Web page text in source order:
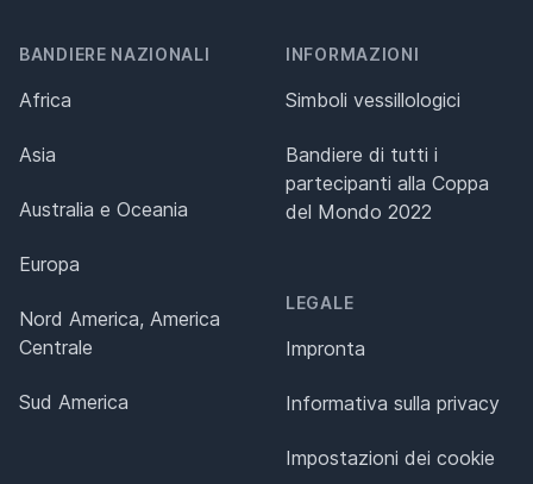
BANDIERE NAZIONALI
Africa
Asia
Australia e Oceania
Europa
Nord America, America
Centrale
Sud America
INFORMAZIONI
Simboli vessillologici
Bandiere di tutti i
partecipanti alla Coppa
del Mondo 2022
LEGALE
Impronta
Informativa sulla privacy
Impostazioni dei cookie